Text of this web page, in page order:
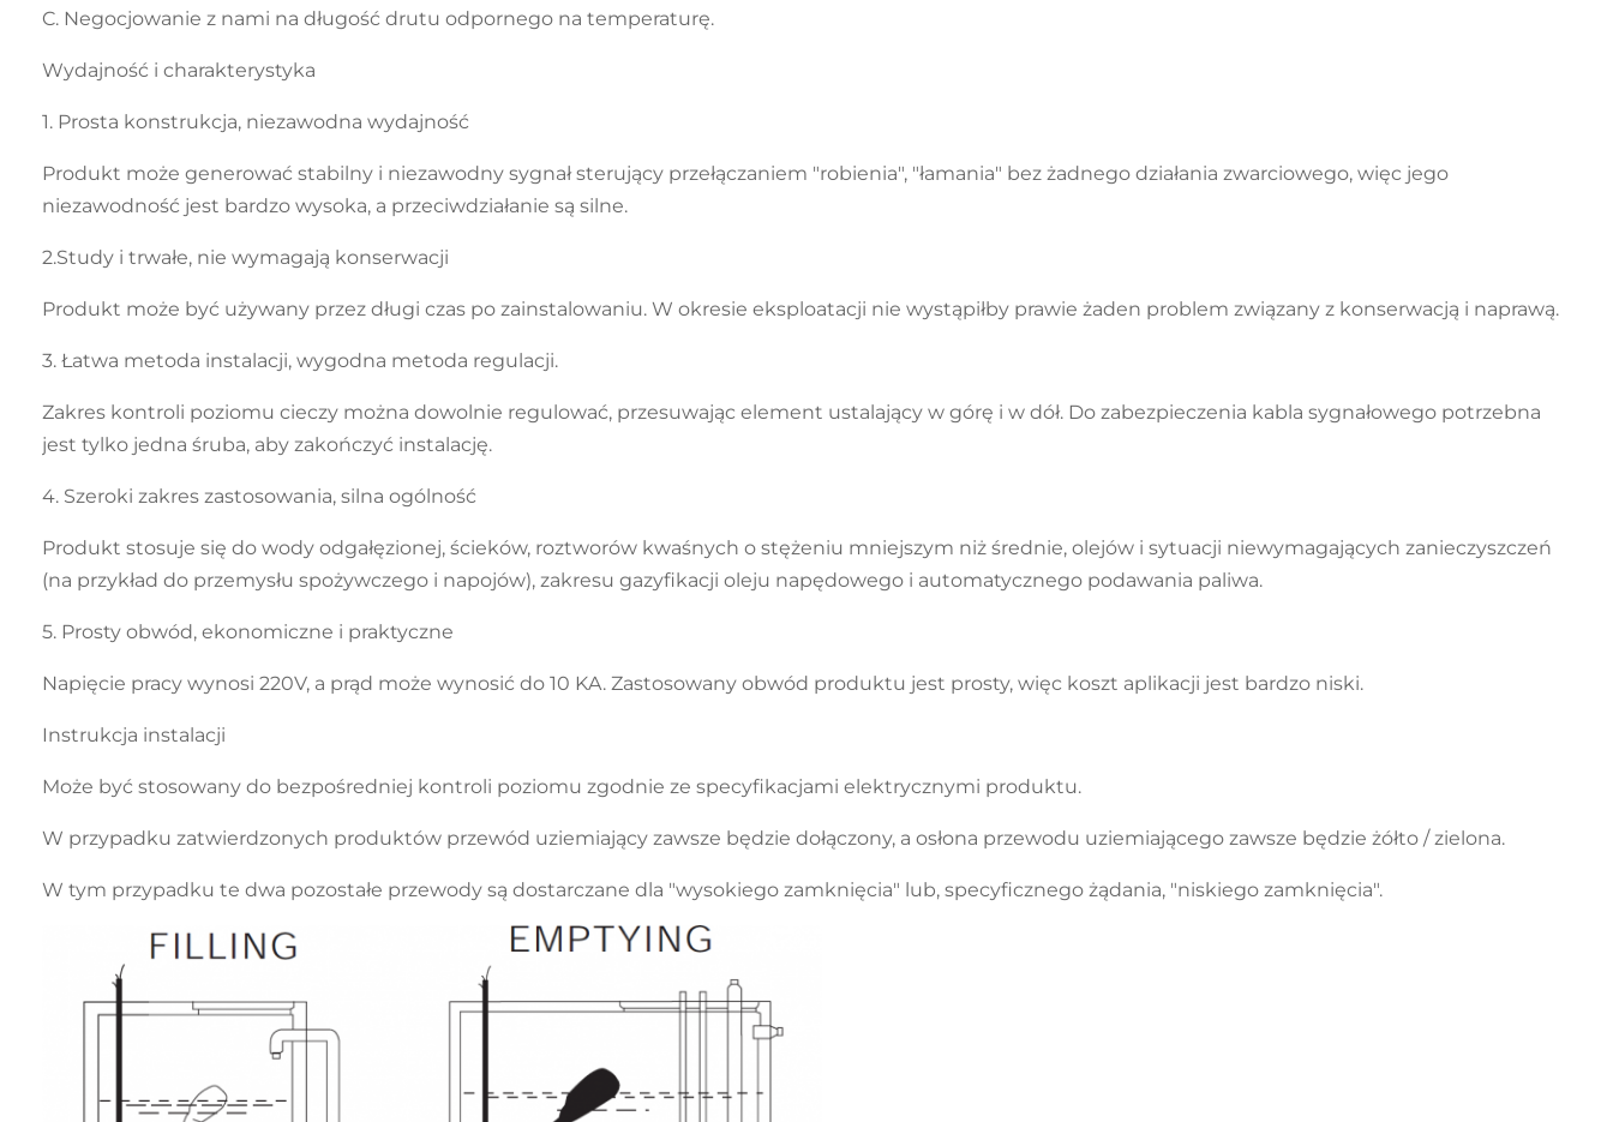
C. Negocjowanie z nami na długość drutu odpornego na temperaturę.
Wydajność i charakterystyka
1. Prosta konstrukcja, niezawodna wydajność
Produkt może generować stabilny i niezawodny sygnał sterujący przełączaniem "robienia", "łamania" bez żadnego działania zwarciowego, więc jego
niezawodność jest bardzo wysoka, a przeciwdziałanie są silne.
2.Study i trwałe, nie wymagają konserwacji
Produkt może być używany przez długi czas po zainstalowaniu. W okresie eksploatacji nie wystąpiłby prawie żaden problem związany z konserwacją i naprawą.
3. Łatwa metoda instalacji, wygodna metoda regulacji.
Zakres kontroli poziomu cieczy można dowolnie regulować, przesuwając element ustalający w górę i w dół. Do zabezpieczenia kabla sygnałowego potrzebna
jest tylko jedna śruba, aby zakończyć instalację.
4. Szeroki zakres zastosowania, silna ogólność
Produkt stosuje się do wody odgałęzionej, ścieków, roztworów kwaśnych o stężeniu mniejszym niż średnie, olejów i sytuacji niewymagających zanieczyszczeń
(na przykład do przemysłu spożywczego i napojów), zakresu gazyfikacji oleju napędowego i automatycznego podawania paliwa.
5. Prosty obwód, ekonomiczne i praktyczne
Napięcie pracy wynosi 220V, a prąd może wynosić do 10 KA. Zastosowany obwód produktu jest prosty, więc koszt aplikacji jest bardzo niski.
Instrukcja instalacji
Może być stosowany do bezpośredniej kontroli poziomu zgodnie ze specyfikacjami elektrycznymi produktu.
W przypadku zatwierdzonych produktów przewód uziemiający zawsze będzie dołączony, a osłona przewodu uziemiającego zawsze będzie żółto / zielona.
W tym przypadku te dwa pozostałe przewody są dostarczane dla "wysokiego zamknięcia" lub, specyficznego żądania, "niskiego zamknięcia".